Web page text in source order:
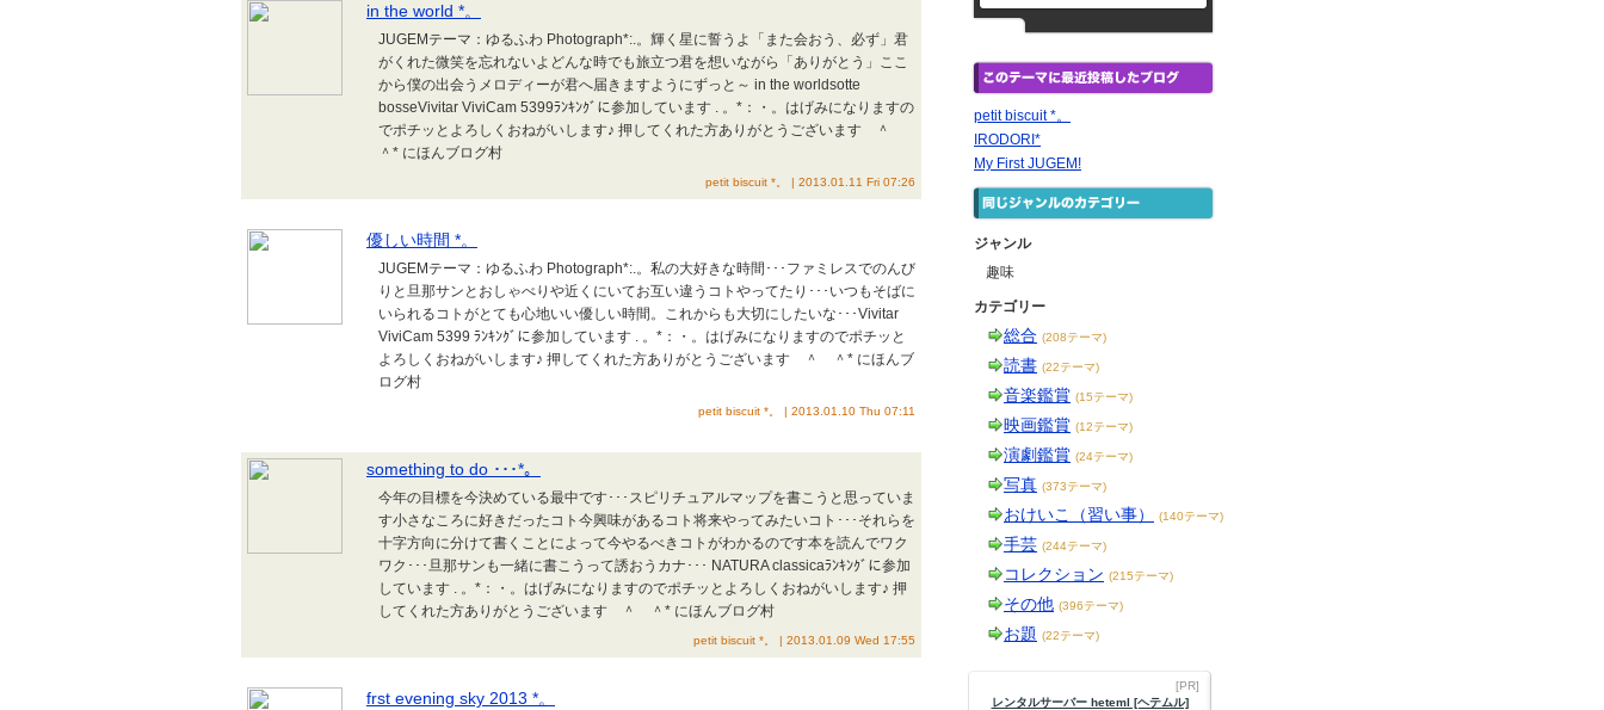
in the world *。
JUGEMテーマ：ゆるふわ Photograph*:.。輝く星に誓うよ「また会おう、必ず」君
がくれた微笑を忘れないよどんな時でも旅立つ君を想いながら「ありがとう」ここ
から僕の出会うメロディーが君へ届きますようにずっと～ in the worldsotte
bosseVivitar ViviCam 5399ﾗﾝｷﾝｸﾞに参加しています . 。*：・。はげみになりますの
でポチッとよろしくおねがいします♪ 押してくれた方ありがとうございます ＾
＾* にほんブログ村
petit biscuit *。 | 2013.01.11 Fri 07:26
優しい時間 *。
JUGEMテーマ：ゆるふわ Photograph*:.。私の大好きな時間･･･ファミレスでのんび
りと旦那サンとおしゃべりや近くにいてお互い違うコトやってたり･･･いつもそばに
いられるコトがとても心地いい優しい時間。これからも大切にしたいな･･･Vivitar
ViviCam 5399 ﾗﾝｷﾝｸﾞに参加しています . 。*：・。はげみになりますのでポチッと
よろしくおねがいします♪ 押してくれた方ありがとうございます ＾ ＾* にほんブ
ログ村
petit biscuit *。 | 2013.01.10 Thu 07:11
something to do ･･･*。
今年の目標を今決めている最中です･･･スピリチュアルマップを書こうと思っていま
す小さなころに好きだったコト今興味があるコト将来やってみたいコト･･･それらを
十字方向に分けて書くことによって今やるべきコトがわかるのです本を読んでワク
ワク･･･旦那サンも一緒に書こうって誘おうカナ･･･ NATURA classicaﾗﾝｷﾝｸﾞに参加
しています . 。*：・。はげみになりますのでポチッとよろしくおねがいします♪ 押
してくれた方ありがとうございます ＾ ＾* にほんブログ村
petit biscuit *。 | 2013.01.09 Wed 17:55
frst evening sky 2013 *。
petit biscuit *。
IRODORI*
My First JUGEM!
ジャンル
趣味
カテゴリー
総合 (208テーマ)
読書 (22テーマ)
音楽鑑賞 (15テーマ)
映画鑑賞 (12テーマ)
演劇鑑賞 (24テーマ)
写真 (373テーマ)
おけいこ（習い事） (140テーマ)
手芸 (244テーマ)
コレクション (215テーマ)
その他 (396テーマ)
お題 (22テーマ)
[PR]
レンタルサーバー heteml [ヘテムル]